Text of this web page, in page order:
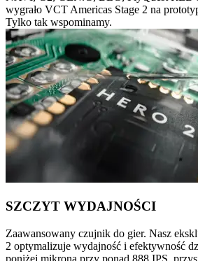
wygrało VCT Americas Stage 2 na
Tylko tak wspominamy.
SZCZYT WYDAJNOŚCI
Zaawansowany czujnik do gier. Nasz
2 optymalizuje wydajność i efektywność
poniżej mikrona przy ponad 888 IPS,